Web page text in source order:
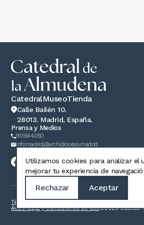
Utilizamos cookies para analizar el
mejorar tu experiencia de
Rechazar Aceptar
CatedralMuseoTienda
Calle Bailén 10.
28013. Madrid, España.
Prensa y Medios
913.644.050
infomadrid@archidiocesis.madrid
Términos y condiciones de ventaPolítica de
Aviso legal y condiciones de uso©2025 Cabildo